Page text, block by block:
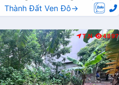
Thành Đất Ven Đô→
T.N 4897